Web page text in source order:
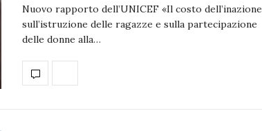
Nuovo rapporto dell’UNICEF «Il costo dell’inazione
sull’istruzione delle ragazze e sulla partecipazione
delle donne alla…